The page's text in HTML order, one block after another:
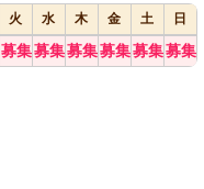
火 水 木 金 土
日
募集募集募集募集募集募集